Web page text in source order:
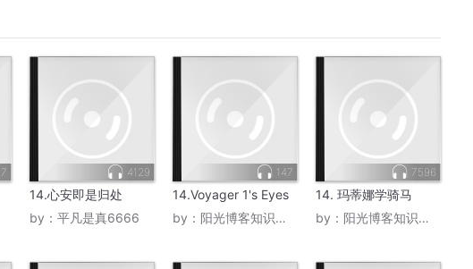
4129
14.心安即是归处
by： 平凡是真6666
147
14.Voyager 1's Eyes
by： 阳光博客知识大本营
7596
14. 玛蒂娜学骑马
by： 阳光博客知识大本营